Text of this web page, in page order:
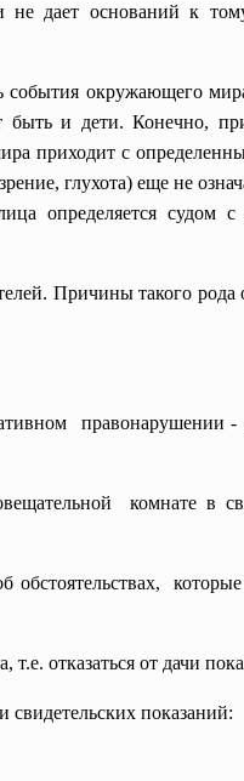
не дает оснований к
окружающего
быть и дети. Конечно,
приходит с
глухота) еще не
определяется судом
Причины такого рода
правонарушении -
комнате в
обстоятельствах,
отказаться от дачи
свидетельских показаний: